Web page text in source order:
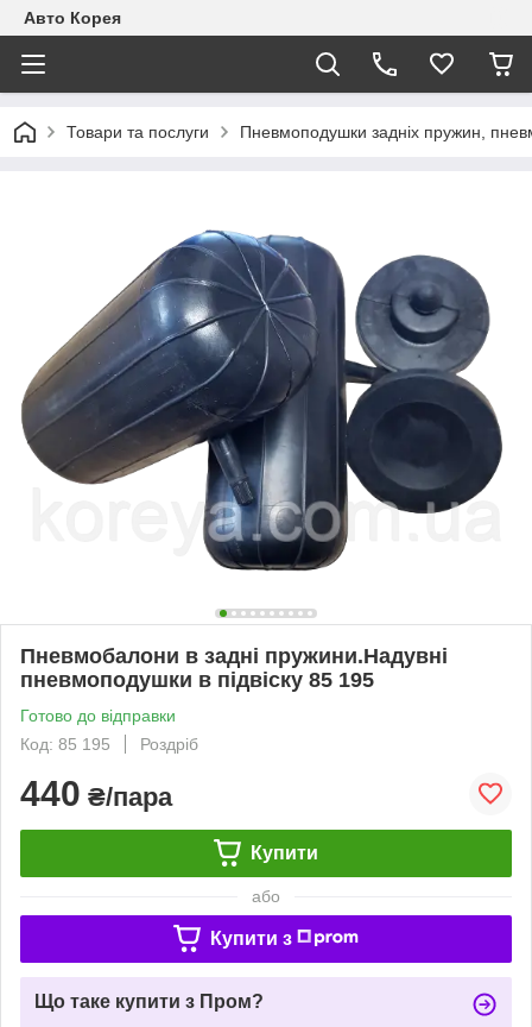
Авто Корея
Товари та послуги Пневмоподушки задніх пружин,
Пневмобалони в задні пружини.Надувні
пневмоподушки в підвіску 85 195
Готово до відправки
Код: 85 195
Роздріб
440 ₴/пара
Купити
або
Купити з
Що таке купити з Пром?